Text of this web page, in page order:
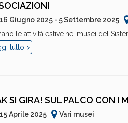
16 Giugno 2025 - 5 Settembre 2025
le attività estive nei musei del
tutto >
SI GIRA! SUL PALCO CON I
15 Aprile 2025
Vari musei